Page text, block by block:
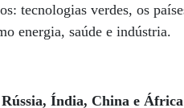
tecnologias verdes, os
energia, saúde e indústria.
Índia, China e